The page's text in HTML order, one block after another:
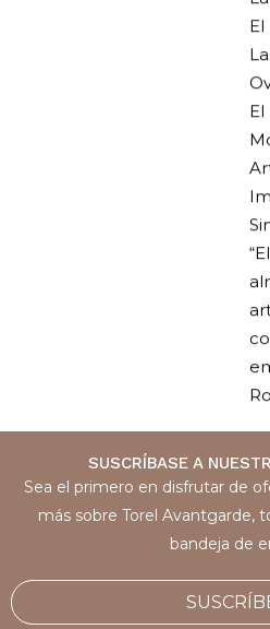
El
El
SUSCRÍBASE A
Sea el primero en disfrutar de
más sobre Torel Avantgarde,
bandeja de